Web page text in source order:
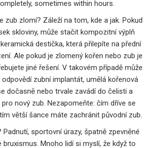
sometimes within hours.
zub zlomí? Záleží na tom, kde a jak. Pokud
skloviny, může stačit kompozitní výplň
destička, která přilepíte na přední
. Ale pokud je zlomený kořen nebo zub je
jiné řešení. V takovém případě může
odpovědí zubní implantát, umělá kořenová
dočasně nebo trvale zavádí do čelisti a
nový zub. Nezapomeňte: čím dříve se
větší šance máte zachránit původní zub.
Padnutí, sportovní úrazy, špatně zpevněné
bruxismus. Mnoho lidí si myslí, že když to